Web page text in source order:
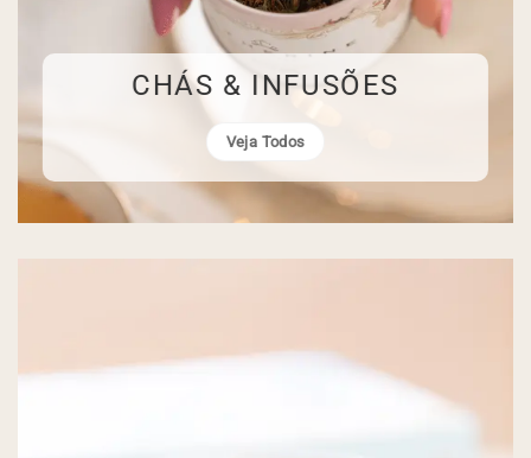
CHÁS & INFUSÕES
Veja Todos